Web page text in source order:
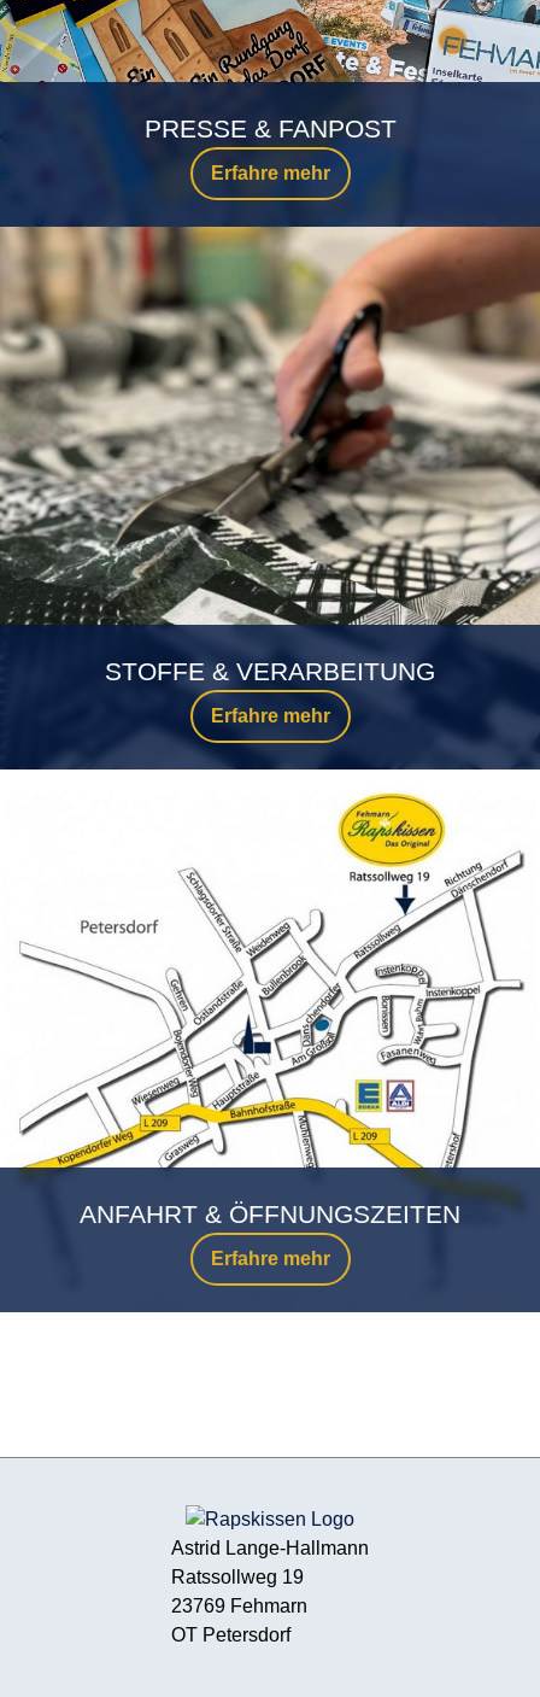
Erfahre mehr
PRESSE & FANPOST
Erfahre mehr
STOFFE & VERARBEITUNG
Erfahre mehr
ANFAHRT & ÖFFNUNGSZEITEN
Astrid Lange-Hallmann
Ratssollweg 19
23769 Fehmarn
OT Petersdorf